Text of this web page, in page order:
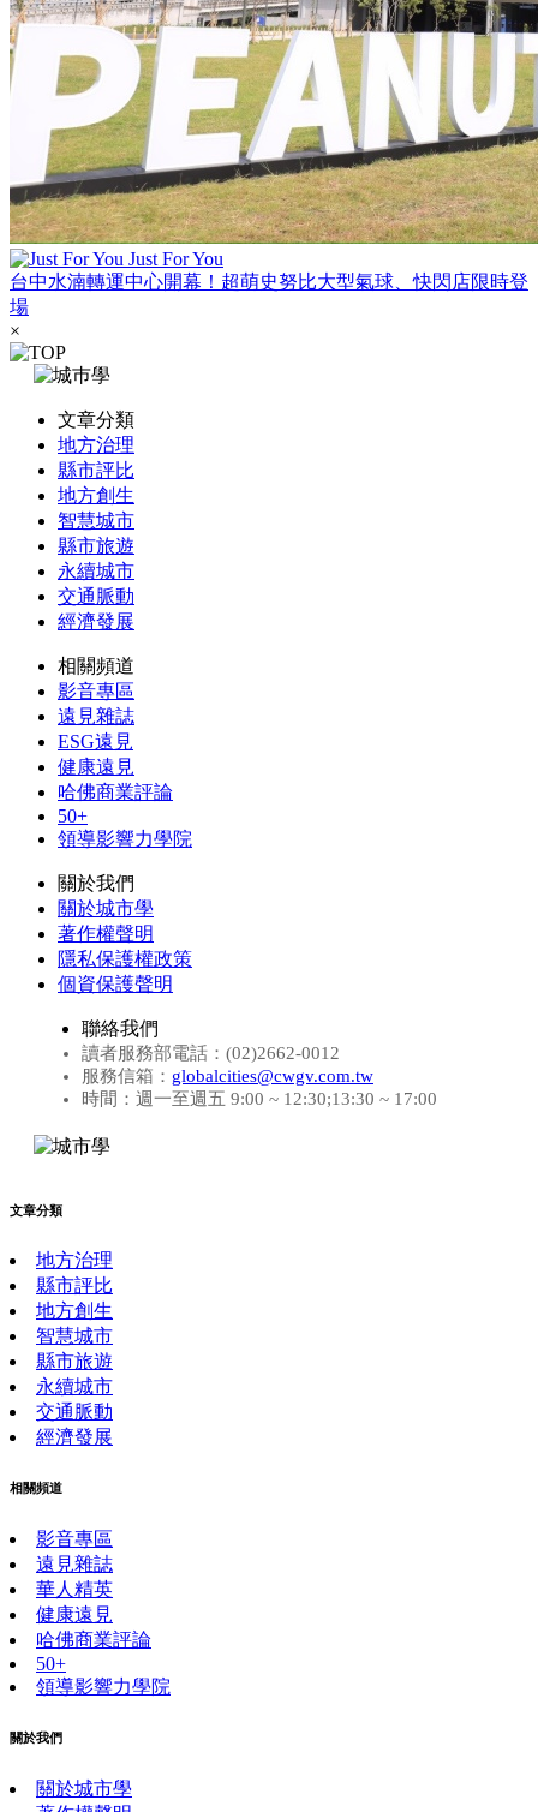
Just For You
台中水湳轉運中心開幕！超萌史努比大型氣球、快閃店限時登
場
×
文章分類
地方治理
縣市評比
地方創生
智慧城市
縣市旅遊
永續城市
交通脈動
經濟發展
相關頻道
影音專區
遠見雜誌
ESG遠見
健康遠見
哈佛商業評論
50+
領導影響力學院
關於我們
關於城市學
著作權聲明
隱私保護權政策
個資保護聲明
聯絡我們
讀者服務部電話：(02)2662-0012
服務信箱： globalcities@cwgv.com.tw
時間：週一至週五 9:00 ~ 12:30;13:30 ~ 17:00
文章分類
地方治理
縣市評比
地方創生
智慧城市
縣市旅遊
永續城市
交通脈動
經濟發展
相關頻道
影音專區
遠見雜誌
華人精英
健康遠見
哈佛商業評論
50+
領導影響力學院
關於我們
關於城市學